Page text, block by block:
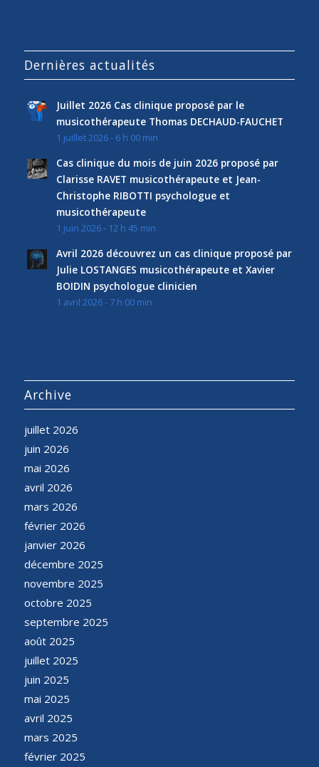
Dernières actualités
Juillet 2026 Cas clinique proposé par le
musicothérapeute Thomas DECHAUD-FAUCHET
1 juillet 2026 - 6 h 00 min
Cas clinique du mois de juin 2026 proposé par
Clarisse RAVET musicothérapeute et Jean-
Christophe RIBOTTI psychologue et
musicothérapeute
1 juin 2026 - 12 h 45 min
Avril 2026 découvrez un cas clinique proposé par
Julie LOSTANGES musicothérapeute et Xavier
BOIDIN psychologue clinicien
1 avril 2026 - 7 h 00 min
Archive
juillet 2026
juin 2026
mai 2026
avril 2026
mars 2026
février 2026
janvier 2026
décembre 2025
novembre 2025
octobre 2025
septembre 2025
août 2025
juillet 2025
juin 2025
mai 2025
avril 2025
mars 2025
février 2025